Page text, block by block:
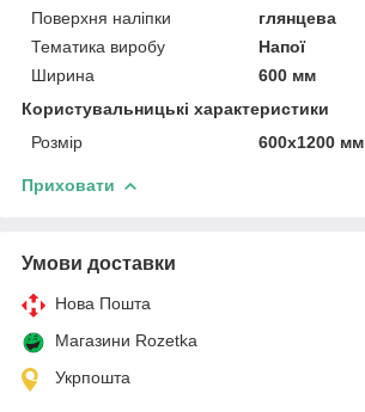
Поверхня наліпки
глянцева
Тематика виробу
Напої
Ширина
600 мм
Користувальницькі характеристики
Розмір
600х1200 мм
Приховати
Умови доставки
Нова Пошта
Магазини Rozetka
Укрпошта